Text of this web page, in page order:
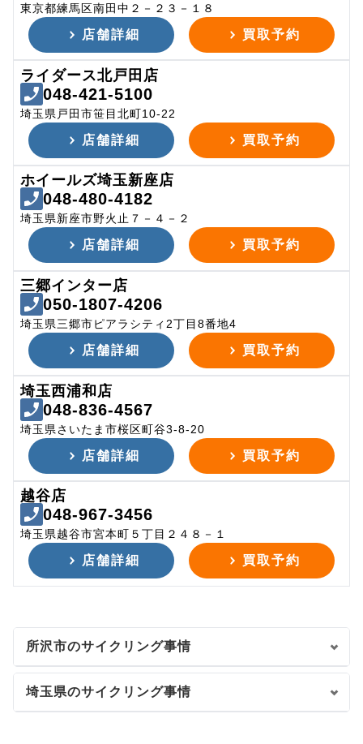
東京都練馬区南田中２－２３－１８
店舗詳細 買取予約
ライダース北戸田店
048-421-5100
埼玉県戸田市笹目北町10-22
店舗詳細 買取予約
ホイールズ埼玉新座店
048-480-4182
埼玉県新座市野火止７－４－２
店舗詳細 買取予約
三郷インター店
050-1807-4206
埼玉県三郷市ピアラシティ2丁目8番地4
店舗詳細 買取予約
埼玉西浦和店
048-836-4567
埼玉県さいたま市桜区町谷3-8-20
店舗詳細 買取予約
越谷店
048-967-3456
埼玉県越谷市宮本町５丁目２４８－１
店舗詳細 買取予約
所沢市のサイクリング事情
埼玉県のサイクリング事情